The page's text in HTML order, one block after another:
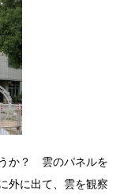
か？ 雲のパネルを
外に出て、雲を観察